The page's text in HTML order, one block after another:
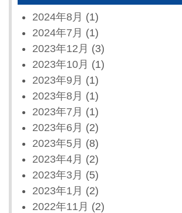
2024年8月 (1)
2024年7月 (1)
2023年12月 (3)
2023年10月 (1)
2023年9月 (1)
2023年8月 (1)
2023年7月 (1)
2023年6月 (2)
2023年5月 (8)
2023年4月 (2)
2023年3月 (5)
2023年1月 (2)
2022年11月 (2)